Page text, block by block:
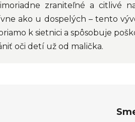
zraniteľné a citlivé
ako u dospelých – tento
k sietnici a spôsobuje
oči detí už od malička.